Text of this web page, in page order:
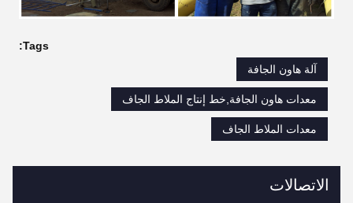
Tags:
آلة هاون الجافة
معدات هاون الجافة,خط إنتاج الملاط الجاف
معدات الملاط الجاف
الاتصالات